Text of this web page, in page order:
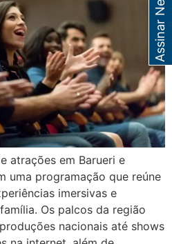
atrações em Barueri e
uma programação que reúne
imersivas e
Os palcos da região
nacionais até shows